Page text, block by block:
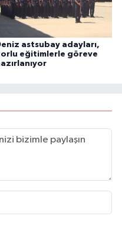
astsubay adayları,
eğitimlerle göreve